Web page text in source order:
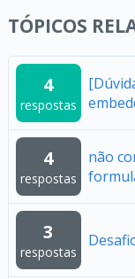
TÓPICOS
4
respostas
4
respostas
não
3
respostas